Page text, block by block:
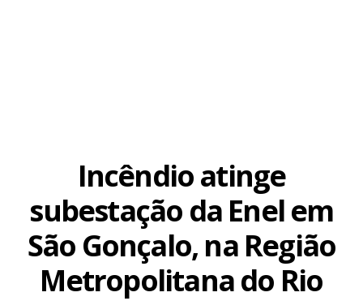
Incêndio atinge
subestação da Enel em
São Gonçalo, na Região
Metropolitana do Rio